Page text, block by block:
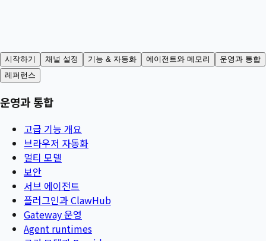
시작하기 채널 설정 기능 & 자동화 에이전트와 메모리
운영과 통합
레퍼런스
운영과 통합
고급 기능 개요
브라우저 자동화
멀티 모델
보안
서브 에이전트
플러그인과 ClawHub
Gateway 운영
Agent runtimes